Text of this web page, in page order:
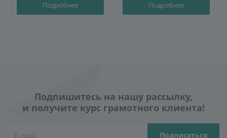
Подробнее Подробнее
Подпишитесь на нашу рассылку,
и получите курс грамотного клиента!